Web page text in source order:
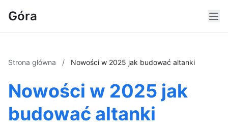
Góra
Strona główna / Nowości w 2025 jak budować altanki
Nowości w 2025 jak
budować altanki